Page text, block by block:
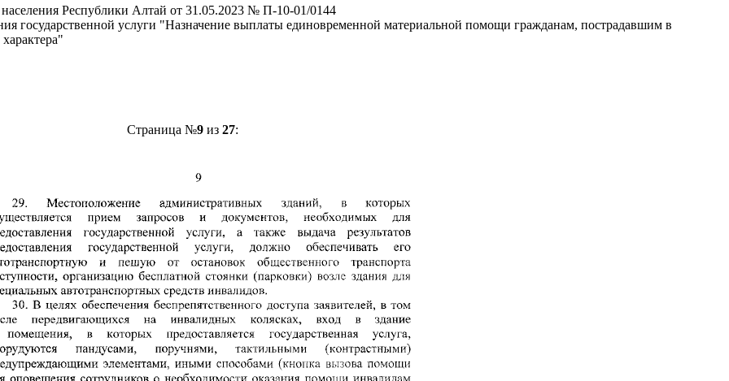
Республики Алтай от 31.05.2023 № П-10-01/0144
государственной услуги "Назначение выплаты единовременной материальной помощи гражданам, пострадавшим в
Страница №9из 27: